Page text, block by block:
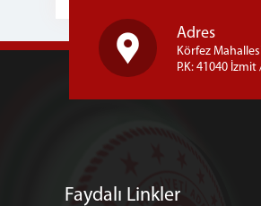
Adres
Körfez
P.K: 41040 İzmit
Faydalı Linkler